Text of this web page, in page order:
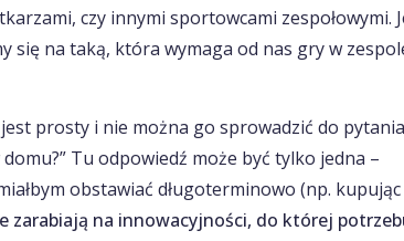
czy innymi sportowcami zespołowymi.
się na taką, która wymaga od nas gry w
prosty i nie można go sprowadzić do pytania
Tu odpowiedź może być tylko jedna –
obstawiać długoterminowo (np.
zarabiają na innowacyjności, do której